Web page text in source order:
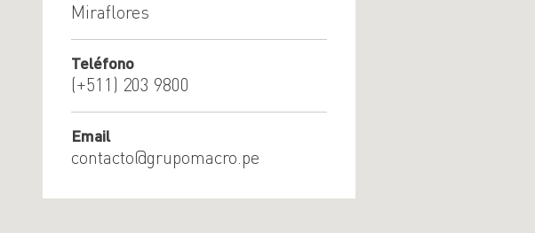
Miraflores
Teléfono
(+511) 203 9800
Email
contacto@grupomacro.pe